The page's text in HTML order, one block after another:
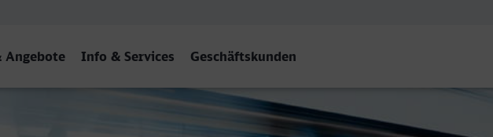
Angebote Info & Services Geschäftskunden
(M) Flughafen Fernbf